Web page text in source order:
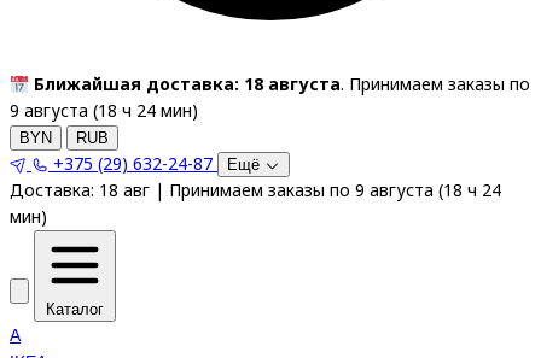
Ближайшая доставка: 18 августа. Принимаем заказы по
9 августа (18 ч 24 мин)
BYN RUB
+375 (29) 632-24-87 Ещё
Доставка: 18 авг | Принимаем заказы по 9 августа (18 ч 24
мин)
Каталог
A